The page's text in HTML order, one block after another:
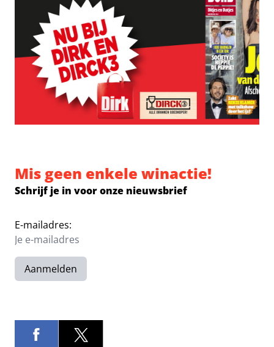
Mis geen enkele winactie!
Schrijf je in voor onze nieuwsbrief
E-mailadres:
Aanmelden